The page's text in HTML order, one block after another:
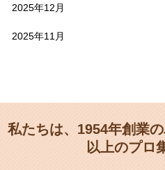
2025年12月
2025年11月
私たちは、1954年創業
以上のプロ